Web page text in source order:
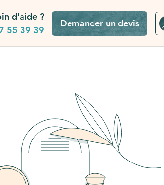
d'aide ?
55 39 39
Demander un devis